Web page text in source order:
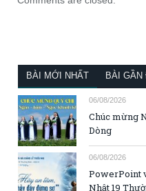
BÀI MỚI NHẤT BÀI GẦN
06/08/2026
Chúc mừng
Dòng
06/08/2026
PowerPoint
Nhật 19